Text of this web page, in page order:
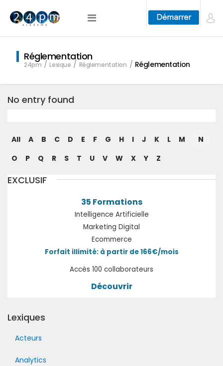
Réglementation
24pm Lexique Réglementation Réglementation
No entry found
All A B C D E F G H I J K L M
N
O
P Q R S T U V W X Y Z
EXCLUSIF
35 Formations
Intelligence Artificielle
Marketing Digital
Ecommerce
Forfait illimité: à partir de 166€/mois
Accès 100 collaborateurs
Découvrir
Lexiques
Acteurs
Analytics